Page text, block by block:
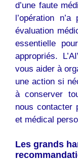
d’une faute
l’opération
évaluation
essentielle
appropriés.
vous aider à
une action si
à conserver
nous contacter
et médical
Les grands